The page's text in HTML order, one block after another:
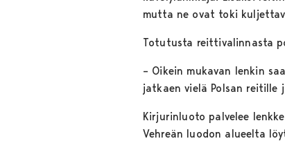
mutta ne ovat toki
Totutusta reittivalinnasta
– Oikein mukavan lenkin
jatkaen vielä Polsan reitille
Kirjurinluoto palvelee
Vehreän luodon alueelta